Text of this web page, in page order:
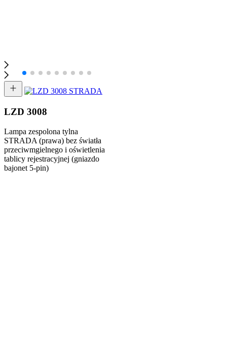
LZD 3008
Lampa zespolona tylna
STRADA (prawa) bez światła
przeciwmgielnego i oświetlenia
tablicy rejestracyjnej (gniazdo
bajonet 5-pin)